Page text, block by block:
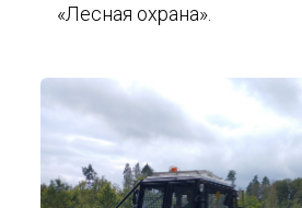
«Лесная охрана».